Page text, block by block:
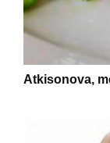
Atkisonova,